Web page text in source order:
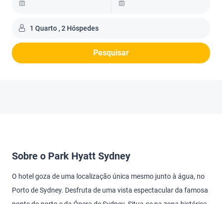
1 Quarto , 2 Hóspedes
Pesquisar
Sobre o Park Hyatt Sydney
O hotel goza de uma localização única mesmo junto à água, no
Porto de Sydney. Desfruta de uma vista espectacular da famosa